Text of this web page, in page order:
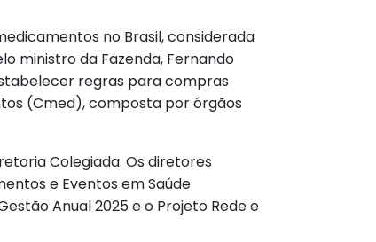
no Brasil, considerada
ministro da Fazenda, Fernando
regras para compras
(Cmed), composta por órgãos
Colegiada. Os diretores
e Eventos em Saúde
Anual 2025 e o Projeto Rede e